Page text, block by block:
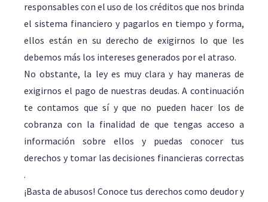
responsables con el uso de los créditos que nos brinda
el sistema financiero y pagarlos en tiempo y forma,
ellos están en su derecho de exigirnos lo que les
debemos más los intereses generados por el atraso.
No obstante, la ley es muy clara y hay maneras de
exigirnos el pago de nuestras deudas. A continuación
te contamos que sí y que no pueden hacer los de
cobranza con la finalidad de que tengas acceso a
información sobre ellos y puedas conocer tus
derechos y tomar las decisiones financieras correctas
.
¡Basta de abusos! Conoce tus derechos como deudor y